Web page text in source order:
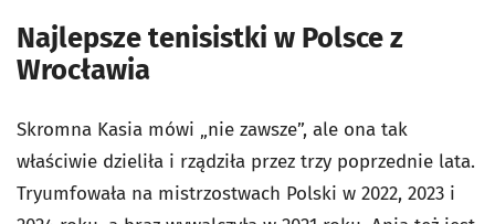
Najlepsze tenisistki w Polsce z
Wrocławia
Skromna Kasia mówi „nie zawsze”, ale ona tak
właściwie dzieliła i rządziła przez trzy poprzednie lata.
Tryumfowała na mistrzostwach Polski w 2022, 2023 i